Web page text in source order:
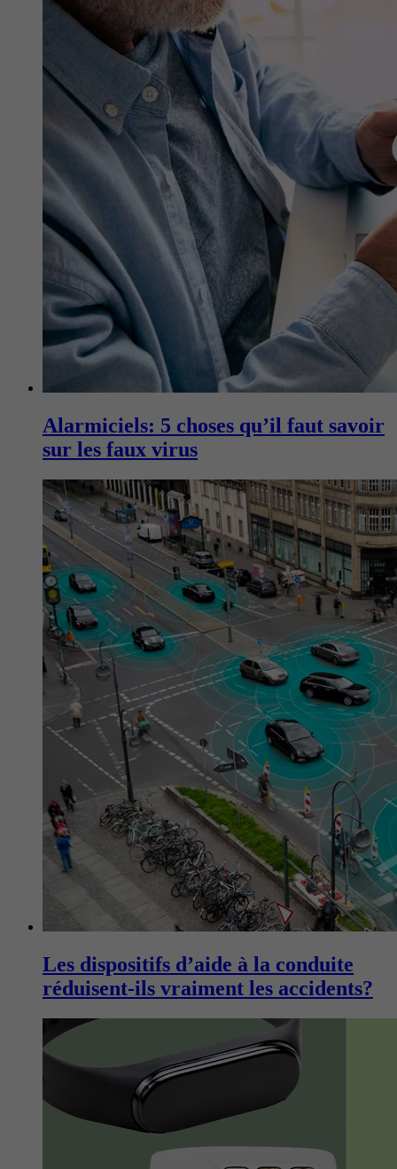
Alarmiciels: 5 choses qu’il faut savoir
sur les faux virus
Les dispositifs d’aide à la conduite
réduisent-ils vraiment les accidents?